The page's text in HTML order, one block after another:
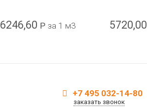
6246,60 Р за 1 м3 5720,00
+7 495 032-14-80
заказать звонок